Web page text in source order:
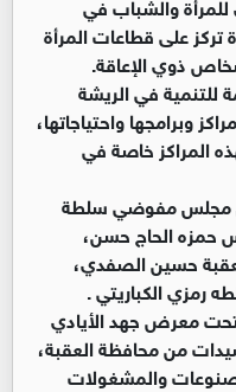
تركز على قطاعات المرأة
ذوي الإعاقة.
للتنمية في الريشة
وبرامجها واحتياجاتها،
المراكز خاصة في
مجلس مفوضي سلطة
حمزه الحاج حسن،
حسين الصفدي،
رمزي الكباريتي .
معرض جهد الأيادي
من محافظة العقبة،
والمشغولات